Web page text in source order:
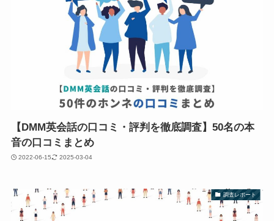
【DMM英会話の口コミ・評判を徹底調査】50名の本
音の口コミまとめ
2022-06-15 2025-03-04
調査レポート